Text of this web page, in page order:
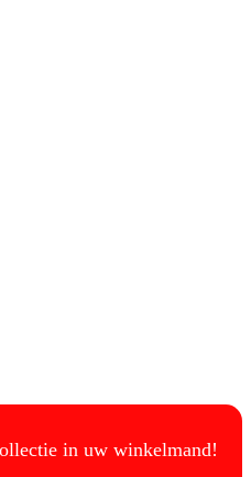
in uw winkelmand!